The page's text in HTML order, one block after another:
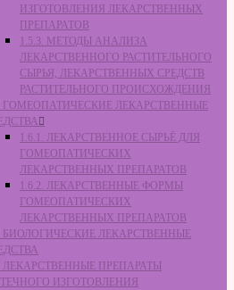
ИЗГОТОВЛЕНИЯ ЛЕКАРСТВЕННЫХ
ПРЕПАРАТОВ
1.5.3. МЕТОДЫ АНАЛИЗА
ЛЕКАРСТВЕННОГО РАСТИТЕЛЬНОГО
СЫРЬЯ, ЛЕКАРСТВЕННЫХ СРЕДСТВ
РАСТИТЕЛЬНОГО ПРОИСХОЖДЕНИЯ
ГОМЕОПАТИЧЕСКИЕ ЛЕКАРСТВЕННЫЕ
1.6.1. ЛЕКАРСТВЕННОЕ СЫРЬЁ ДЛЯ
ГОМЕОПАТИЧЕСКИХ
ЛЕКАРСТВЕННЫХ ПРЕПАРАТОВ
1.6.2. ЛЕКАРСТВЕННЫЕ ФОРМЫ
ГОМЕОПАТИЧЕСКИХ
ЛЕКАРСТВЕННЫХ ПРЕПАРАТОВ
БИОЛОГИЧЕСКИЕ ЛЕКАРСТВЕННЫЕ
ЛЕКАРСТВЕННЫЕ ПРЕПАРАТЫ
ИЗГОТОВЛЕНИЯ